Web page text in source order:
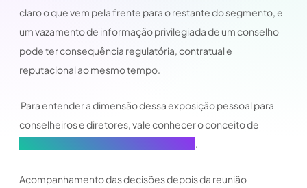
claro o que vem pela frente para o restante do segmento, e
um vazamento de informação privilegiada de um conselho
pode ter consequência regulatória, contratual e
reputacional ao mesmo tempo.
Para entender a dimensão dessa exposição pessoal para
conselheiros e diretores, vale conhecer o conceito de
.
Acompanhamento das decisões depois da reunião